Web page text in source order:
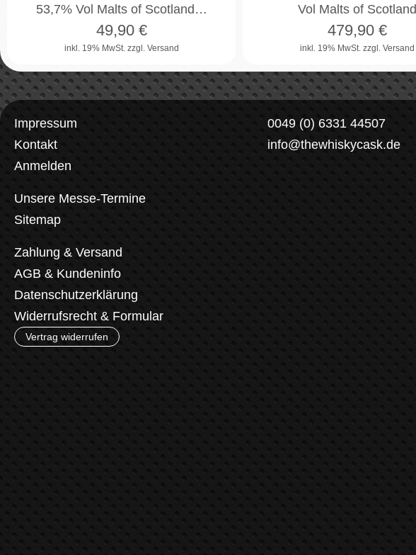
53,7% Vol Malts of Scotland…
inkl. 19% MwSt. zzgl. Versand
49,90€
Vol Malts of Scotland
inkl. 19% MwSt. zzgl. Versand
479,90€
Impressum
Kontakt
Anmelden
Unsere Messe-Termine
Sitemap
Zahlung & Versand
AGB & Kundeninfo
Datenschutzerklärung
Widerrufsrecht & Formular
Vertrag widerrufen
0049 (0) 6331 44507
info@thewhiskycask.de